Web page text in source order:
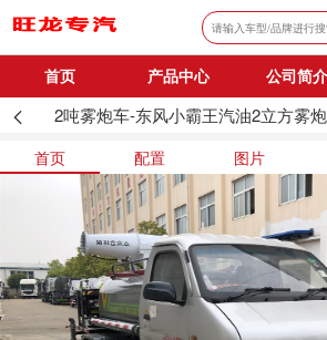
首页 产品中心 公司简介
购车流程
联系我们
2吨雾炮车-东风小霸王汽油2立方雾
首页 配置 图片